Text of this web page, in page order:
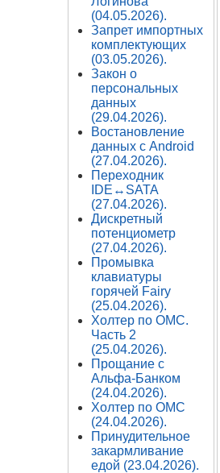
(04.05.2026).
Запрет импортных
комплектующих
(03.05.2026).
Закон о
персональных
данных
(29.04.2026).
Востановление
данных с Android
(27.04.2026).
Переходник
IDE↔SATA
(27.04.2026).
Дискретный
потенциометр
(27.04.2026).
Промывка
клавиатуры
горячей Fairy
(25.04.2026).
Холтер по ОМС.
Часть 2
(25.04.2026).
Прощание с
Альфа-Банком
(24.04.2026).
Холтер по ОМС
(24.04.2026).
Принудительное
закармливание
едой (23.04.2026).